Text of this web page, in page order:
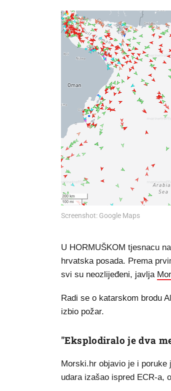
Screenshot: Google Maps
U HORMUŠKOM tjesnacu
hrvatska posada. Prema
svi su neozlijeđeni, javlja
Radi se o katarskom brodu
izbio požar.
"Eksplodiralo je dva
Morski.hr objavio je i poruke
udara izašao ispred ECR-a,